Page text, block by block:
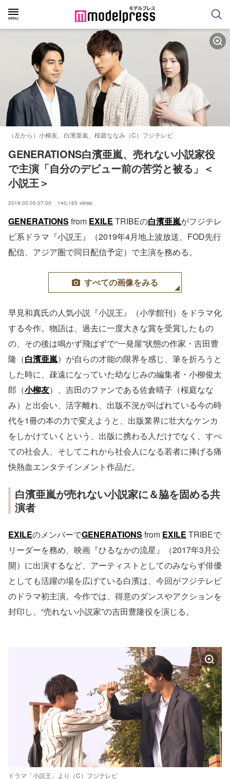
（左から）小柳友、白濱亜嵐、桜庭ななみ（C）フジテレビ
GENERATIONS白濱亜嵐、売れない小説家役
で主演「自分のデビュー前の苦労と被る」＜
小説王＞
2019.03.05 07:00 140,165 views
GENERATIONS from EXILE TRIBEの白濱亜嵐がフジテレ
ビ系ドラマ『小説王』（2019年4月地上波放送、FOD先行
配信、アジア圏で同日配信予定）で主演を務める。
すべての画像をみる
早見和真氏の人気小説『小説王』（小学館刊）をドラマ化
する今作。物語は、過去に一度大きな賞を受賞したもの
の、その後は鳴かず飛ばずで“一発屋”状態の作家・吉田豊
隆（白濱亜嵐）が自らの才能の限界を感じ、筆を折ろうと
した時に、疎遠になっていた幼なじみの編集者・小柳俊太
郎（小柳友）、吉田のファンである佐倉晴子（桜庭なな
み）と出会い、活字離れ、出版不況が叫ばれている今の時
代を1冊の本の力で変えようと、出版業界に壮大なケンカ
をしかけていくという、出版に携わる人だけでなく、すべ
ての社会人、そしてこれから社会人になる若者に捧げる痛
快熱血エンタテインメント作品だ。
白濱亜嵐が売れない小説家に＆脇を固める共
演者
EXILEのメンバーでGENERATIONS from EXILE TRIBEで
リーダーを務め、映画『ひるなかの流星』（2017年3月公
開）に出演するなど、アーティストとしてのみならず俳優
としても活躍の場を広げている白濱は、今回がフジテレビ
のドラマ初主演。今作では、得意のダンスやアクションを
封印し、“売れない小説家”の吉田豊隆役を演じる。
ドラマ「小説王」より（C）フジテレビ